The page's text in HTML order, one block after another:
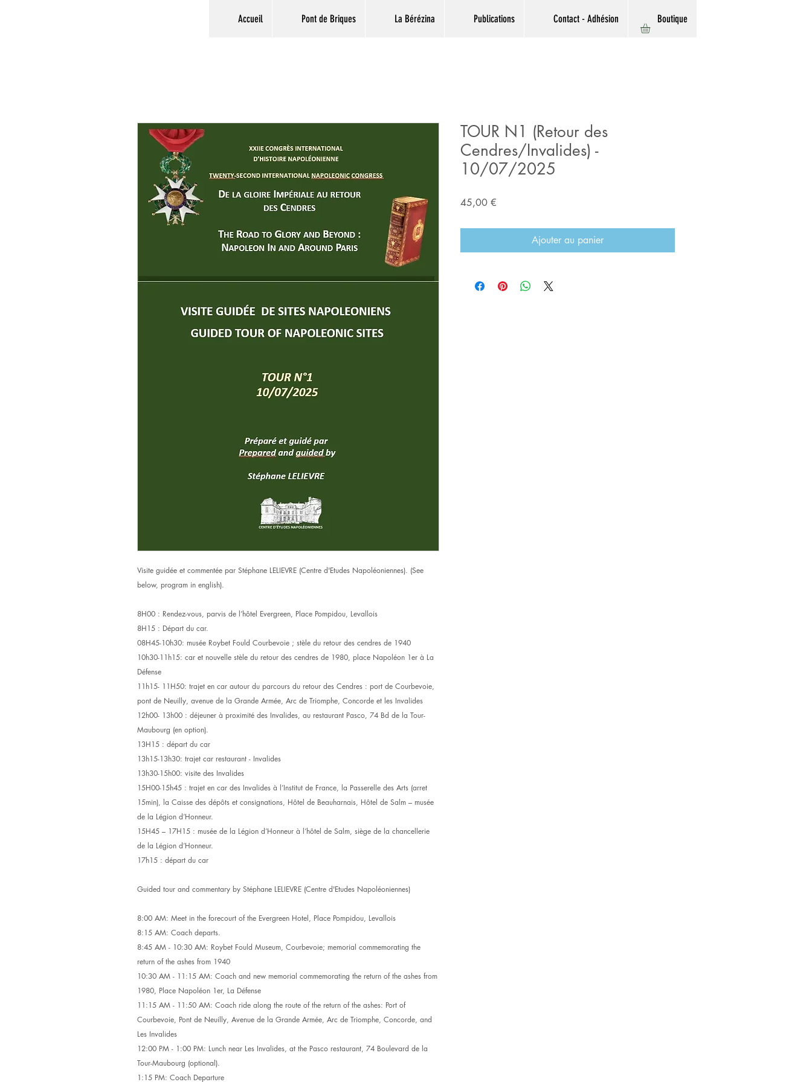
Accueil Pont de Briques La Bérézina Publications Contact - Adhésion Boutique
Visite guidée et commentée par Stéphane LELIEVRE (Centre d'Etudes Napoléoniennes). (See
below, program in english).
8H00 : Rendez-vous, parvis de l’hôtel Evergreen, Place Pompidou, Levallois
8H15 : Départ du car.
08H45-10h30: musée Roybet Fould Courbevoie ; stèle du retour des cendres de 1940
10h30-11h15: car et nouvelle stèle du retour des cendres de 1980, place Napoléon 1er à La
Défense
11h15- 11H50: trajet en car autour du parcours du retour des Cendres : port de Courbevoie,
pont de Neuilly, avenue de la Grande Armée, Arc de Triomphe, Concorde et les Invalides
12h00- 13h00 : déjeuner à proximité des Invalides, au restaurant Pasco, 74 Bd de la Tour-
Maubourg (en option).
13H15 : départ du car
13h15-13h30: trajet car restaurant - Invalides
13h30-15h00: visite des Invalides
15H00-15h45 : trajet en car des Invalides à l’Institut de France, la Passerelle des Arts (arret
15min), la Caisse des dépôts et consignations, Hôtel de Beauharnais, Hôtel de Salm – musée
de la Légion d’Honneur.
15H45 – 17H15 : musée de la Légion d’Honneur à l’hôtel de Salm, siège de la chancellerie
de la Légion d’Honneur.
17h15 : départ du car
Guided tour and commentary by Stéphane LELIEVRE (Centre d'Etudes Napoléoniennes)
8:00 AM: Meet in the forecourt of the Evergreen Hotel, Place Pompidou, Levallois
8:15 AM: Coach departs.
8:45 AM - 10:30 AM: Roybet Fould Museum, Courbevoie; memorial commemorating the
return of the ashes from 1940
10:30 AM - 11:15 AM: Coach and new memorial commemorating the return of the ashes from
1980, Place Napoléon 1er, La Défense
11:15 AM - 11:50 AM: Coach ride along the route of the return of the ashes: Port of
Courbevoie, Pont de Neuilly, Avenue de la Grande Armée, Arc de Triomphe, Concorde, and
Les Invalides
12:00 PM - 1:00 PM: Lunch near Les Invalides, at the Pasco restaurant, 74 Boulevard de la
Tour-Maubourg (optional).
1:15 PM: Coach Departure
TOUR N1 (Retour des
Cendres/Invalides) -
10/07/2025
45,00 €
Ajouter au panier